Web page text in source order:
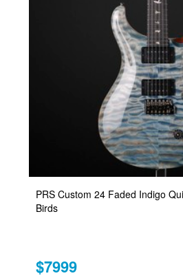
PRS Custom 24 Faded Indigo
Birds
$7999